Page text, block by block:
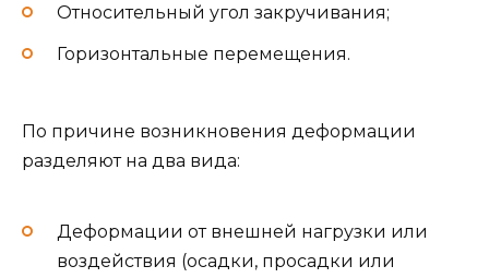
Относительный угол закручивания;
Горизонтальные перемещения.
По причине возникновения деформации
разделяют на два вида:
Деформации от внешней нагрузки или
воздействия (осадки, просадки или